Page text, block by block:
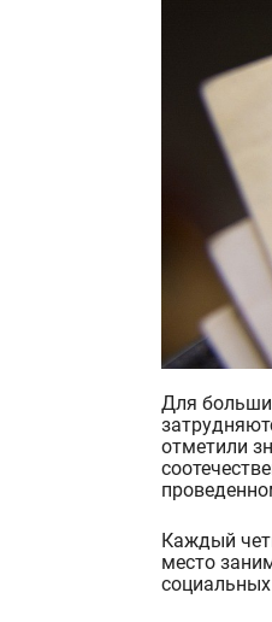
Для большинства россиян (35%) траты этой осенью останутся на прежнем уровне. Еще 18%
отметили
Каждый
место
социальных